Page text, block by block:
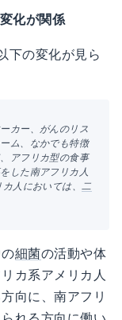
化が関係
下の変化が見ら
カー、がんのリス
ム、なかでも特徴
アフリカ型の食事
した南アフリカ人
カ人においては、二
細菌の活動や体
カ系アメリカ人
向に、南アフリ